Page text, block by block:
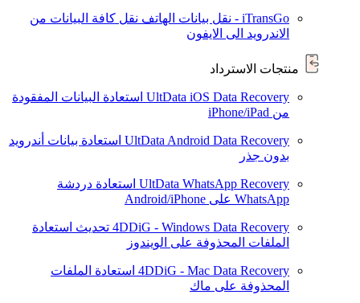
iTransGo - نقل بيانات الهاتف
نقل كافة البيانات من
الاندرويد الى الايفون
منتجات الاسترداد
UltData iOS Data Recovery استعادة البيانات المفقودة
من iPhone/iPad
UltData Android Data Recovery استعادة بيانات أندرويد
بدون جذر
UltData WhatsApp Recovery استعادة دردشة
WhatsApp على Android/iPhone
4DDiG - Windows Data Recovery تحديث استعادة
الملفات المحذوفة على الويندوز
4DDiG - Mac Data Recovery استعادة الملفات
المحذوفة على ماك